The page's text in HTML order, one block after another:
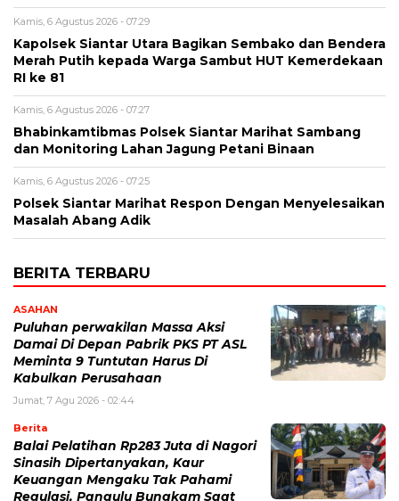
Kamis, 6 Agustus 2026 - 07:29
Kapolsek Siantar Utara Bagikan Sembako dan Bendera
Merah Putih kepada Warga Sambut HUT Kemerdekaan
RI ke 81
Kamis, 6 Agustus 2026 - 07:27
Bhabinkamtibmas Polsek Siantar Marihat Sambang
dan Monitoring Lahan Jagung Petani Binaan
Kamis, 6 Agustus 2026 - 07:25
Polsek Siantar Marihat Respon Dengan Menyelesaikan
Masalah Abang Adik
BERITA TERBARU
ASAHAN
Puluhan perwakilan Massa Aksi
Damai Di Depan Pabrik PKS PT ASL
Meminta 9 Tuntutan Harus Di
Kabulkan Perusahaan
Jumat, 7 Agu 2026 - 02:44
Berita
Balai Pelatihan Rp283 Juta di Nagori
Sinasih Dipertanyakan, Kaur
Keuangan Mengaku Tak Pahami
Regulasi, Pangulu Bungkam Saat